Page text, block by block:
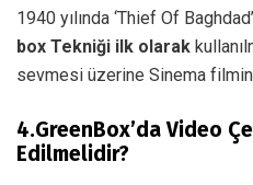
1940 yılında ‘Thief Of
box Tekniği ilk olarak
sevmesi üzerine Sinema
4.GreenBox’da Video
Edilmelidir?